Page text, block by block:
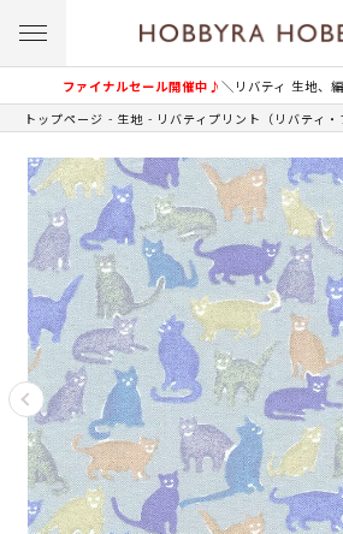
ファイナルセール開催中♪＼リバティ 生地、
トップページ 生地 リバティプリント（リバティ・